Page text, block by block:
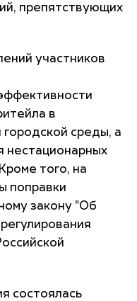
препятствующих
участников
в
среды, а
нестационарных
того, на
поправки
закону "Об
состоялась